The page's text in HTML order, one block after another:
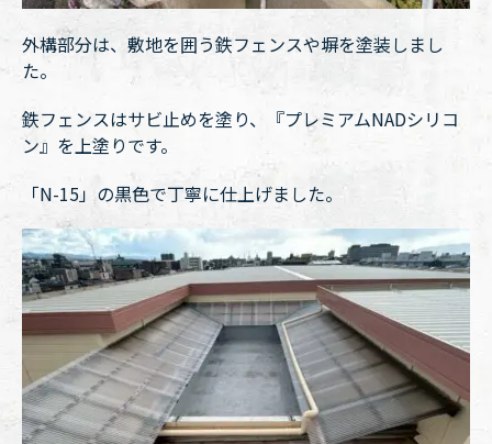
外構部分は、敷地を囲う鉄フェンスや塀を塗装しまし
た。
鉄フェンスはサビ止めを塗り、『プレミアムNADシリコ
ン』を上塗りです。
「N-15」の黒色で丁寧に仕上げました。